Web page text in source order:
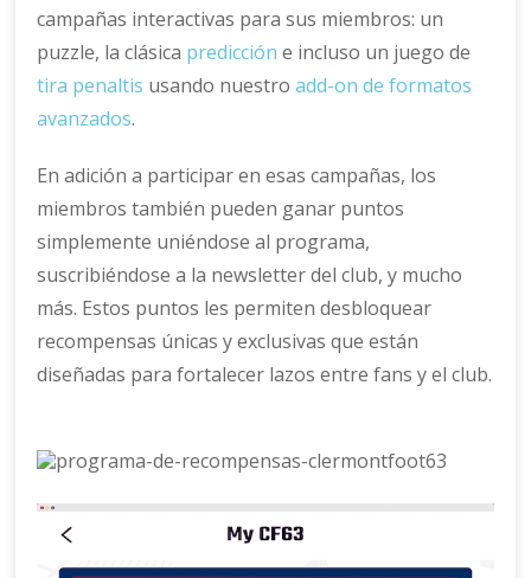
campañas interactivas para sus miembros: un
puzzle, la clásica predicción e incluso un juego de
tira penaltis usando nuestroadd-on de formatos
avanzados.
En adición a participar en esas campañas, los
miembros también pueden ganar puntos
simplemente uniéndose al programa,
suscribiéndose a la newsletter del club, y mucho
más. Estos puntos les permiten desbloquear
recompensas únicas y exclusivas que están
diseñadas para fortalecer lazos entre fans y el club.